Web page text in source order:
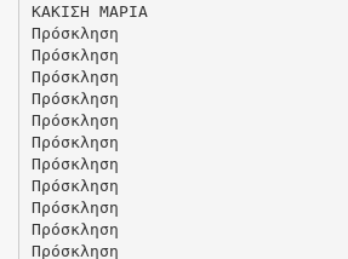
ΚΑΚΙΣΗ ΜΑΡΙΑ
Πρόσκληση
Πρόσκληση
Πρόσκληση
Πρόσκληση
Πρόσκληση
Πρόσκληση
Πρόσκληση
Πρόσκληση
Πρόσκληση
Πρόσκληση
Πρόσκληση